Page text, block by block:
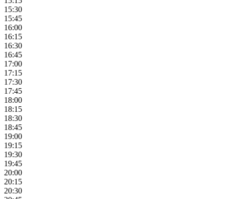
15:30
15:45
16:00
16:15
16:30
16:45
17:00
17:15
17:30
17:45
18:00
18:15
18:30
18:45
19:00
19:15
19:30
19:45
20:00
20:15
20:30